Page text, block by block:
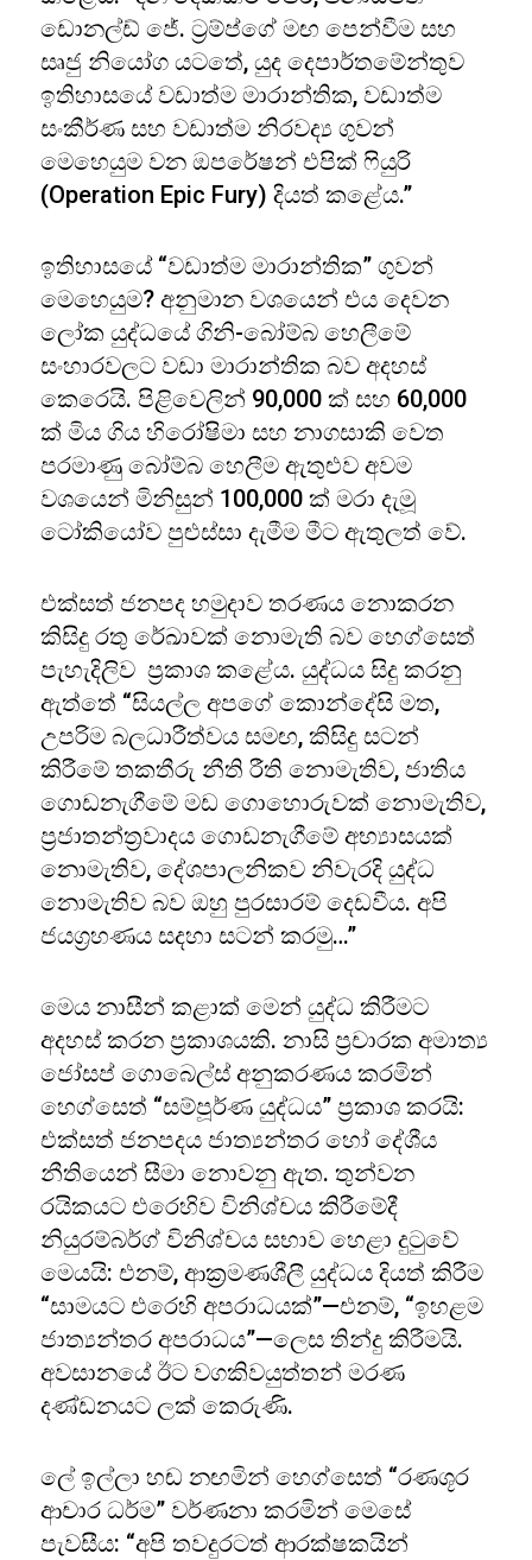
ඩොනල්ඩ් ජේ. ට්‍රම්ප්ගේ මඟ පෙන්වීම සහ
සෘජු නියෝග යටතේ, යුද දෙපාර්තමේන්තුව
ඉතිහාසයේ වඩාත්ම මාරාන්තික, වඩාත්ම
සංකීර්ණ සහ වඩාත්ම නිරවද්‍ය ගුවන්
මෙහෙයුම වන ඔපරේෂන් එපික් ෆියුරි
(Operation Epic Fury) දියත් කළේය.”
ඉතිහාසයේ “වඩාත්ම මාරාන්තික” ගුවන්
මෙහෙයුම? අනුමාන වශයෙන් එය දෙවන
ලෝක යුද්ධයේ ගිනි-බෝම්බ හෙලීමේ
සංහාරවලට වඩා මාරාන්තික බව අදහස්
කෙරෙයි. පිළිවෙලින් 90,000 ක් සහ 60,000
ක් මිය ගිය හිරෝෂිමා සහ නාගසාකි වෙත
පරමාණු බෝම්බ හෙලීම ඇතුළුව අවම
වශයෙන් මිනිසුන් 100,000 ක් මරා දැමූ
ටෝකියෝව පුළුස්සා දැමීම මීට ඇතුලත් වේ.
එක්සත් ජනපද හමුදාව තරණය නොකරන
කිසිදු රතු රේඛාවක් නොමැති බව හෙග්සෙත්
පැහැදිලිව ප්‍රකාශ කළේය. යුද්ධය සිදු කරනු
ඇත්තේ “සියල්ල අපගේ කොන්දේසි මත,
උපරිම බලධාරීත්වය සමඟ, කිසිදු සටන්
කිරීමේ තකතීරු නීති රීති නොමැතිව, ජාතිය
ගොඩනැගීමේ මඩ ගොහොරුවක් නොමැතිව,
ප්‍රජාතන්ත්‍රවාදය ගොඩනැගීමේ අභ්‍යාසයක්
නොමැතිව, දේශපාලනිකව නිවැරදි යුද්ධ
නොමැතිව බව ඔහු පුරසාරම් දෙඩවීය. අපි
ජයග්‍රහණය සදහා සටන් කරමු…”
මෙය නාසීන් කළාක් මෙන් යුද්ධ කිරීමට
අදහස් කරන ප්‍රකාශයකි. නාසි ප්‍රචාරක අමාත්‍ය
ජෝසප් ගොබෙල්ස් අනුකරණය කරමින්
හෙග්සෙත් “සම්පූර්ණ යුද්ධය” ප්‍රකාශ කරයි:
එක්සත් ජනපදය ජාත්‍යන්තර හෝ දේශීය
නීතියෙන් සීමා නොවනු ඇත. තුන්වන
රයිකයට එරෙහිව විනිශ්චය කිරීමේදී
නියුරම්බර්ග් විනිශ්චය සභාව හෙළා දුටුවේ
මෙයයි: එනම්, ආක්‍රමණශීලී යුද්ධය දියත් කිරීම
“සාමයට එරෙහි අපරාධයක්”—එනම්, “ඉහළම
ජාත්‍යන්තර අපරාධය”—ලෙස තින්දු කිරීමයි.
අවසානයේ ඊට වගකිවයුත්තන් මරණ
දණ්ඩනයට ලක් කෙරුණි.
ලේ ඉල්ලා හඬ නඟමින් හෙග්සෙත් “රණශූර
ආචාර ධර්ම” වර්ණනා කරමින් මෙසේ
පැවසීය: “අපි තවදුරටත් ආරක්ෂකයින්